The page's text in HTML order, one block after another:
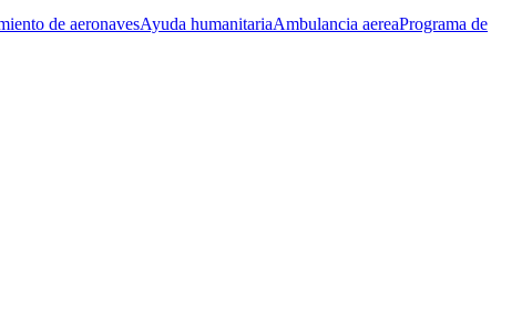
de aeronavesAyuda humanitariaAmbulancia aereaPrograma de